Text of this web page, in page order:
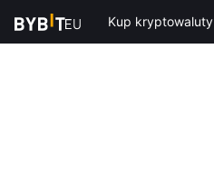
Kup kryptowaluty